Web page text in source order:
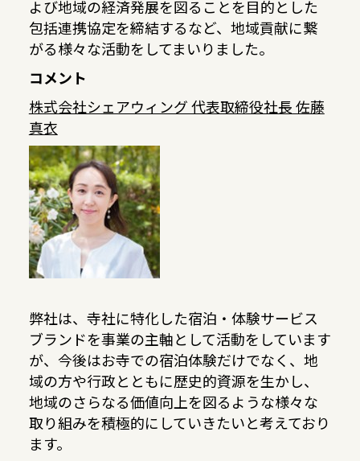
よび地域の経済発展を図ることを目的とした
包括連携協定を締結するなど、地域貢献に繋
がる様々な活動をしてまいりました。
コメント
株式会社シェアウィング 代表取締役社長 佐藤
真衣
弊社は、寺社に特化した宿泊・体験サービス
ブランドを事業の主軸として活動をしています
が、今後はお寺での宿泊体験だけでなく、地
域の方や行政とともに歴史的資源を生かし、
地域のさらなる価値向上を図るような様々な
取り組みを積極的にしていきたいと考えており
ます。